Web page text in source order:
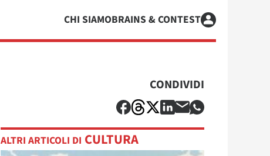
CHI SIAMOBRAINS & CONTEST
CONDIVIDI
ALTRI ARTICOLI DI CULTURA